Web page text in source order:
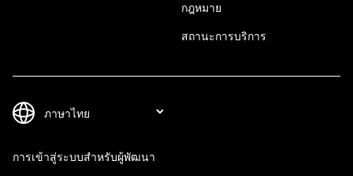
กฎหมาย
สถานะการบริการ
การเข้าสู่ระบบสำหรับผู้พัฒนา